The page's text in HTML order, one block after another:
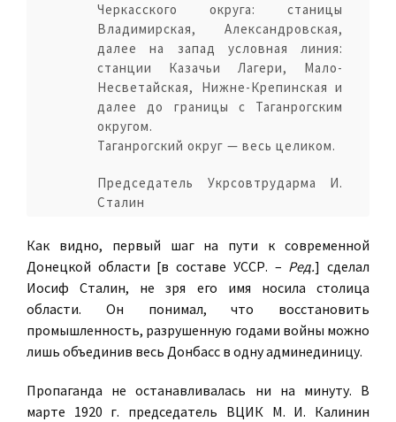
Черкасского округа: станицы
Владимирская, Александровская,
далее на запад условная линия:
станции Казачьи Лагери, Мало-
Несветайская, Нижне-Крепинская и
далее до границы с Таганрогским
округом.
Таганрогский округ — весь целиком.
Председатель Укрсовтрударма И.
Сталин
Как видно, первый шаг на пути к современной
Донецкой области [в составе УССР. – Ред.] сделал
Иосиф Сталин, не зря его имя носила столица
области. Он понимал, что восстановить
промышленность, разрушенную годами войны можно
лишь объединив весь Донбасс в одну админединицу.
Пропаганда не останавливалась ни на минуту. В
марте 1920 г. председатель ВЦИК М. И. Калинин